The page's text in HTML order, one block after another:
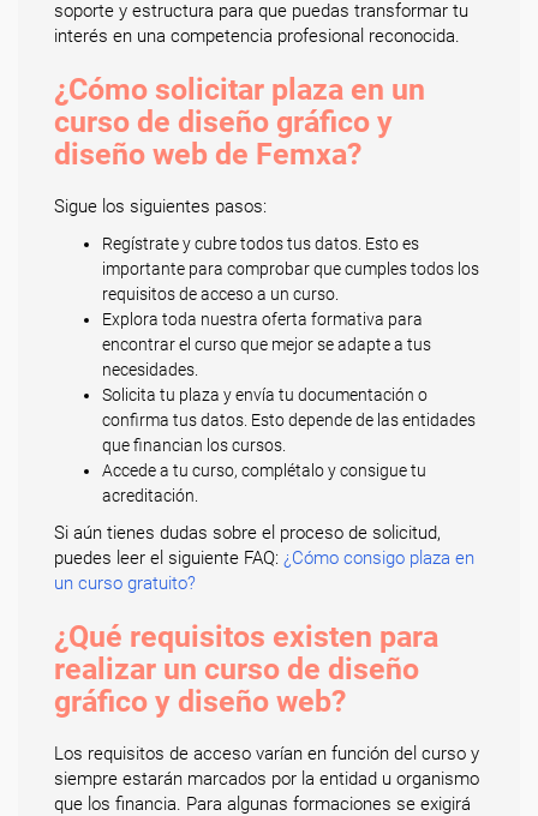
soporte y estructura para que puedas transformar tu
interés en una competencia profesional reconocida.
¿Cómo solicitar plaza en un
curso de diseño gráfico y
diseño web de Femxa?
Sigue los siguientes pasos:
Regístrate y cubre todos tus datos. Esto es
importante para comprobar que cumples todos los
requisitos de acceso a un curso.
Explora toda nuestra oferta formativa para
encontrar el curso que mejor se adapte a tus
necesidades.
Solicita tu plaza y envía tu documentación o
confirma tus datos. Esto depende de las entidades
que financian los cursos.
Accede a tu curso, complétalo y consigue tu
acreditación.
Si aún tienes dudas sobre el proceso de solicitud,
puedes leer el siguiente FAQ: ¿Cómo consigo plaza en
un curso gratuito?
¿Qué requisitos existen para
realizar un curso de diseño
gráfico y diseño web?
Los requisitos de acceso varían en función del curso y
siempre estarán marcados por la entidad u organismo
que los financia. Para algunas formaciones se exigirá